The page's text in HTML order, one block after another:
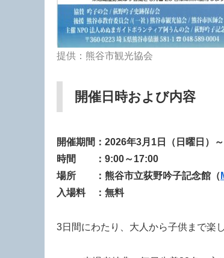
提供：熊谷市観光協会
開催日時および内容
開催期間：2026年3月1日（日曜日）
時間 ：9:00～17:00
場所 ：熊谷市立荻野吟子記念館 （
入場料 ：無料
3日間にわたり、大人から子供まで楽